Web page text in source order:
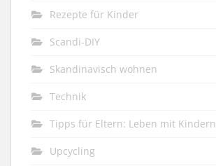
Rezepte für Kinder
Scandi-DIY
Skandinavisch wohnen
Technik
Tipps für Eltern: Leben mit Kindern
Upcycling